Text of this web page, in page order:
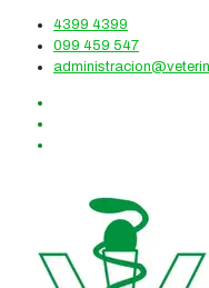
4399 4399
099 459 547